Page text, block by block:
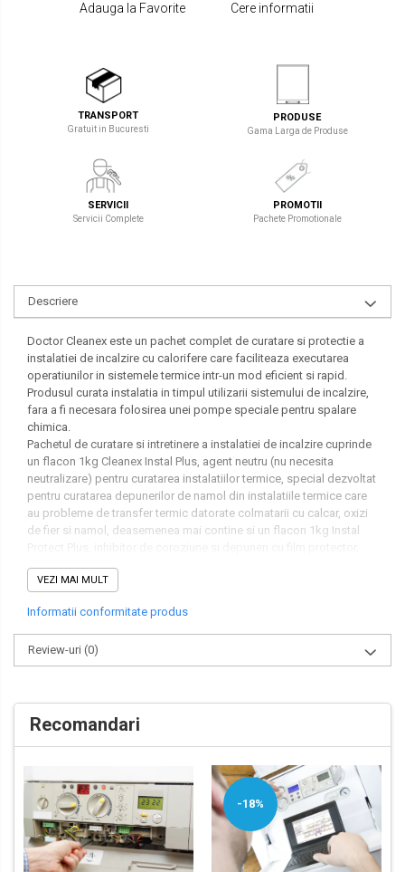
Adauga la Favorite Cere informatii
TRANSPORT
Gratuit in Bucuresti
PRODUSE
Gama Larga de Produse
SERVICII
Servicii Complete
PROMOTII
Pachete Promotionale
Descriere
Doctor Cleanex este un pachet complet de curatare si protectie a
instalatiei de incalzire cu calorifere care faciliteaza executarea
operatiunilor in sistemele termice intr-un mod eficient si rapid.
Produsul curata instalatia in timpul utilizarii sistemului de incalzire,
fara a fi necesara folosirea unei pompe speciale pentru spalare
chimica.
Pachetul de curatare si intretinere a instalatiei de incalzire cuprinde
un flacon 1kg Cleanex Instal Plus, agent neutru (nu necesita
neutralizare) pentru curatarea instalatiilor termice, special dezvoltat
pentru curatarea depunerilor de namol din instalatiile termice care
au probleme de transfer termic datorate colmatarii cu calcar, oxizi
de fier si namol, deasemenea mai contine si un flacon 1kg Instal
care asigura protectia optima a instalatiilor si impiedica formarea
bacteriilor in circuitele termice de incalzire.
care faciliteaza introducerea substantelor chimice in sistemul de
incalzire.
Pachet complet de curatare si intretinere instalatie termica dozaj
pentru 100 litri sau 10 radiatoare.
VEZI MAI MULT
Informatii conformitate produs
Review-uri (0)
Recomandari
-18%